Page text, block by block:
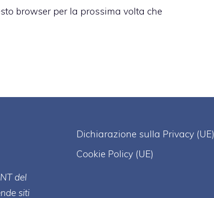
browser per la prossima volta che
del
siti
Dichiarazione sulla Privacy (UE)
Cookie Policy (UE)